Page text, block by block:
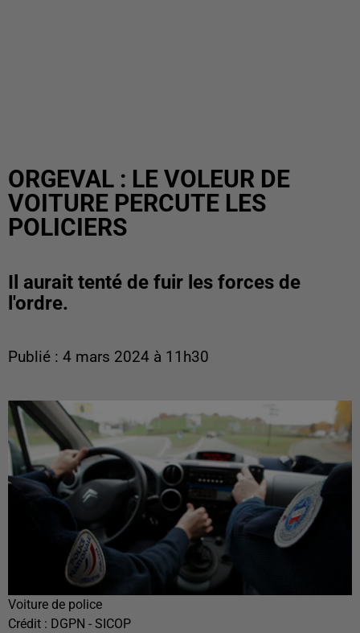
ORGEVAL : LE VOLEUR DE
VOITURE PERCUTE LES
POLICIERS
Il aurait tenté de fuir les forces de
l'ordre.
Publié : 4 mars 2024 à 11h30
Voiture de police
Crédit : DGPN - SICOP